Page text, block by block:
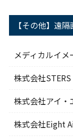
【その他】遠
メディカルイメ
株式会社STERS
株式会社アイ・
株式会社Eight